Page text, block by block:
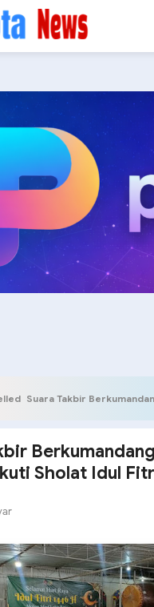
Suara Takbir Berkumandang
Sholat Idul